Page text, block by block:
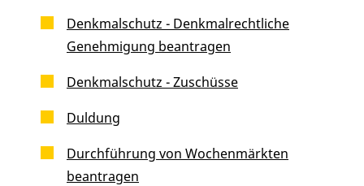
Denkmalschutz - Denkmalrechtliche
Genehmigung beantragen
Denkmalschutz - Zuschüsse
Duldung
Durchführung von Wochenmärkten
beantragen